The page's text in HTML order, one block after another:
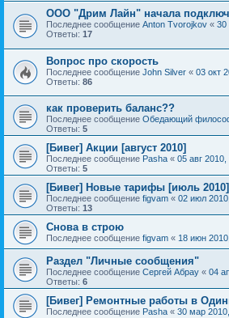
ООО "Дрим Лайн" начала
Последнее сообщение Anton Tvorojkov « 30
Ответы: 17
Вопрос про скорость
Последнее сообщение John Silver « 03 окт
Ответы: 86
как проверить баланс??
Последнее сообщение Обедающий
Ответы: 5
[Бивег] Акции [август 2010]
Последнее сообщение Pasha « 05 авг 2010,
Ответы: 5
[Бивег] Новые тарифы [июль 2010]
Последнее сообщение figvam « 02 июл
Ответы: 13
Снова в строю
Последнее сообщение figvam « 18 июн
Раздел "Личные сообщения"
Последнее сообщение Сергей Абрау « 04
Ответы: 6
[Бивег] Ремонтные работы в
Последнее сообщение Pasha « 30 мар